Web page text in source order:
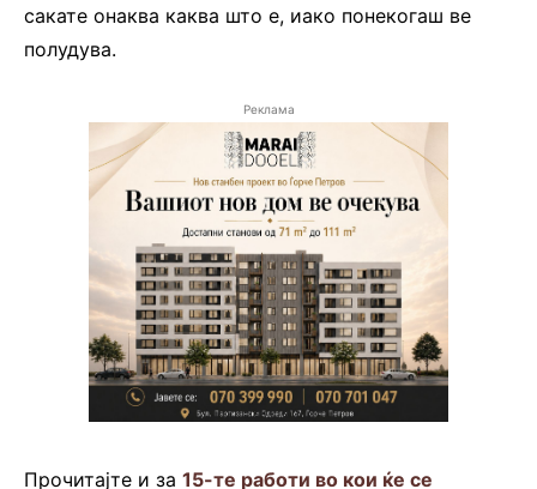
сакате онаква каква што е, иако понекогаш ве
полудува.
Реклама
Прочитајте и за 15-те работи во кои ќе се